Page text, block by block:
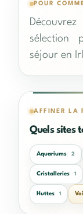
POUR
sélection
séjour en
AFFINER LA
Quels sites
Aquariums 2
Cristalleries 1
Huttes 1